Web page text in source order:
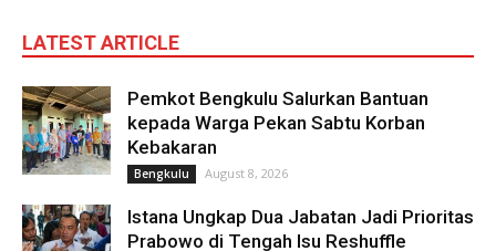
LATEST ARTICLE
Pemkot Bengkulu Salurkan Bantuan
kepada Warga Pekan Sabtu Korban
Kebakaran
Bengkulu August 8, 2026
Istana Ungkap Dua Jabatan Jadi Prioritas
Prabowo di Tengah Isu Reshuffle